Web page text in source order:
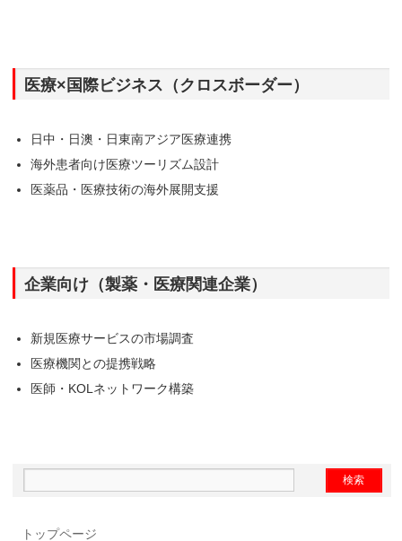
医療×国際ビジネス（クロスボーダー）
日中・日澳・日東南アジア医療連携
海外患者向け医療ツーリズム設計
医薬品・医療技術の海外展開支援
企業向け（製薬・医療関連企業）
新規医療サービスの市場調査
医療機関との提携戦略
医師・KOLネットワーク構築
トップページ